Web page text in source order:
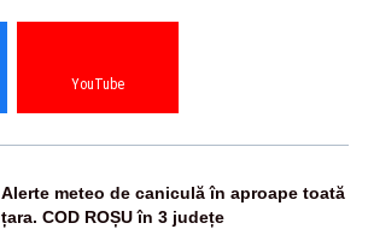
YouTube
Alerte meteo de caniculă în aproape toată
țara. COD ROȘU în 3 județe